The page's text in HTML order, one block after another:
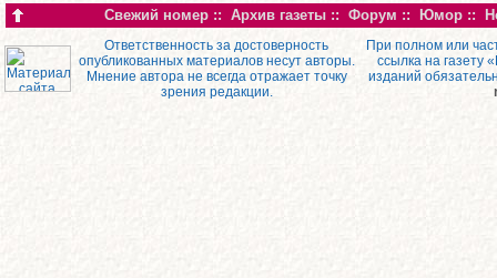
Свежий номер :: Архив газеты :: Форум :: Юмор ::
Ответственность за достоверность
опубликованных материалов несут авторы.
Мнение автора не всегда отражает точку
зрения редакции.
При полном или
ссылка на газету
изданий